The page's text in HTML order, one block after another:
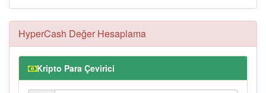
HyperCash Değer Hesaplama
Kripto Para Çevirici